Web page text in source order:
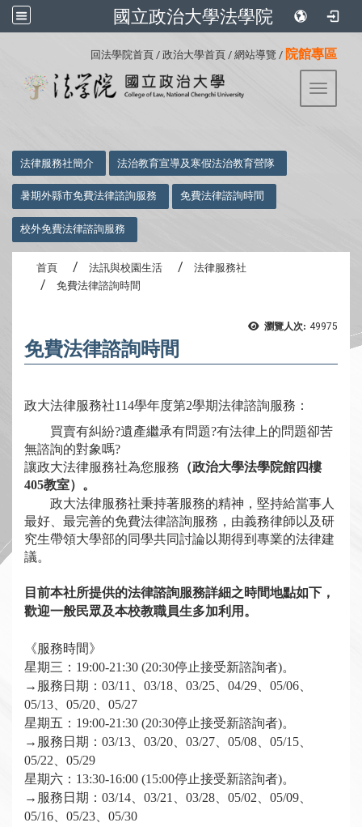
國立政治大學法學院
回法學院首頁 / 政治大學首頁 / 網站導覽 / 院館專區
Toggle
法律服務社簡介 法治教育宣導及寒假法治教育營隊
暑期外縣市免費法律諮詢服務 免費法律諮詢時間
校外免費法律諮詢服務
首頁 法訊與校園生活
法律服務社
免費法律諮詢時間
瀏覽人次: 49975
免費法律諮詢時間
政大法律服務社114學年度第2學期法律諮詢服務：
買賣有糾紛?遺產繼承有問題?有法律上的問題卻苦
無諮詢的對象嗎?
讓政大法律服務社為您服務 （政治大學法學院館四樓
405教室）。
政大法律服務社秉持著服務的精神，堅持給當事人
最好、最完善的免費法律諮詢服務，由義務律師以及研
究生帶領大學部的同學共同討論以期得到專業的法律建
議。
目前本社所提供的法律諮詢服務詳細之時間地點如下，
歡迎一般民眾及本校教職員生多加利用。
《服務時間》
星期三： 19:00-21:30 (20:30停止接受新諮詢者)。
→ 服務日期： 03/11、03/18、03/25、04/29、05/06、
05/13、05/20、05/27
星期五： 19:00-21:30 (20:30停止接受新諮詢者)。
→ 服務日期： 03/13、03/20、03/27、05/08、05/15、
05/22、05/29
星期六： 13:30-16:00 (15:00停止接受新諮詢者)。
→ 服務日期： 03/14、03/21、03/28、05/02、05/09、
05/16、05/23、05/30